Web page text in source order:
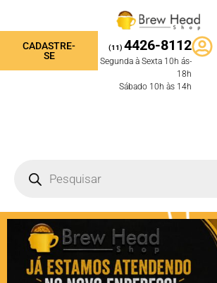
CADASTRE-
SE
(11) 4426-8112
Segunda à Sexta 10h ás-
18h
Sábado 10h às 14h